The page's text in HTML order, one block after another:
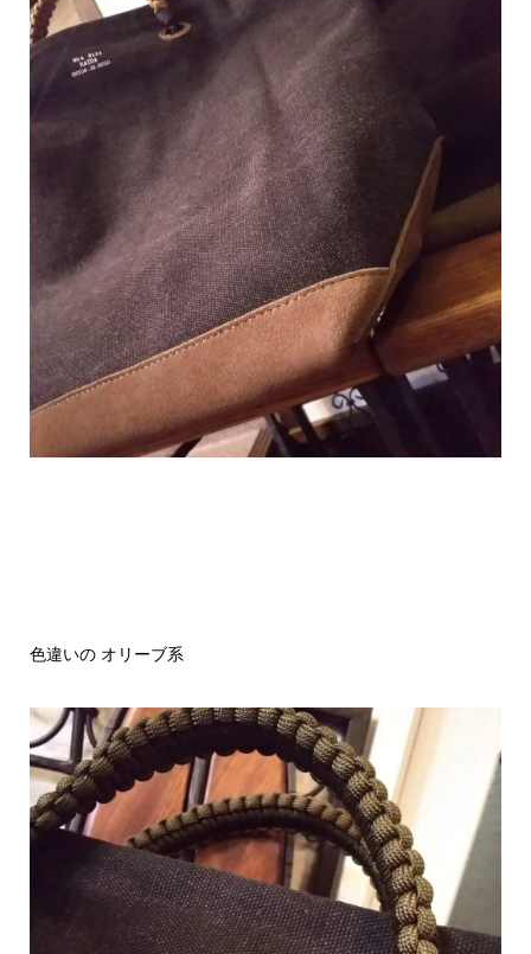
色違いの オリーブ系